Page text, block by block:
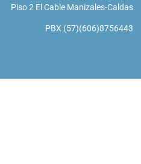
Piso 2 El Cable Manizales-Caldas
PBX (57)(606)8756443